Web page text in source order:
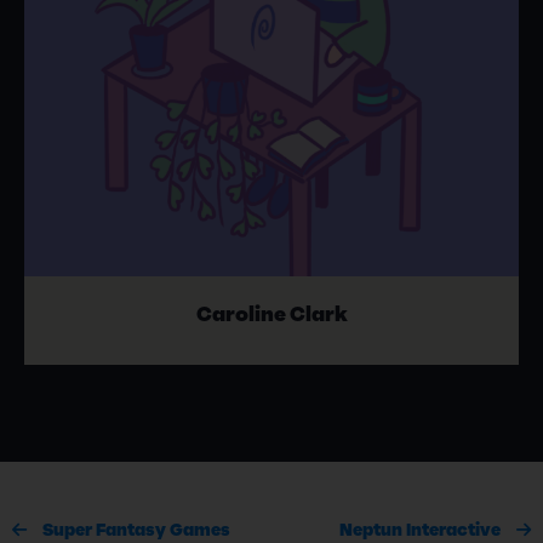
Caroline Clark
Super Fantasy Games Neptun Interactive